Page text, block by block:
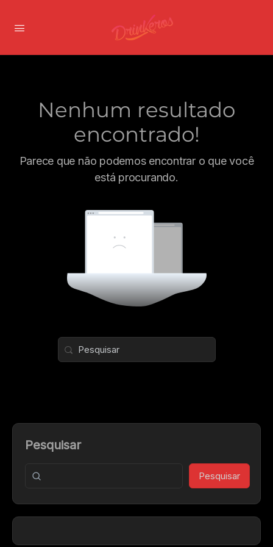
Nenhum resultado
encontrado!
Parece que não podemos encontrar o que você
está procurando.
Pesquisar
Pesquisar